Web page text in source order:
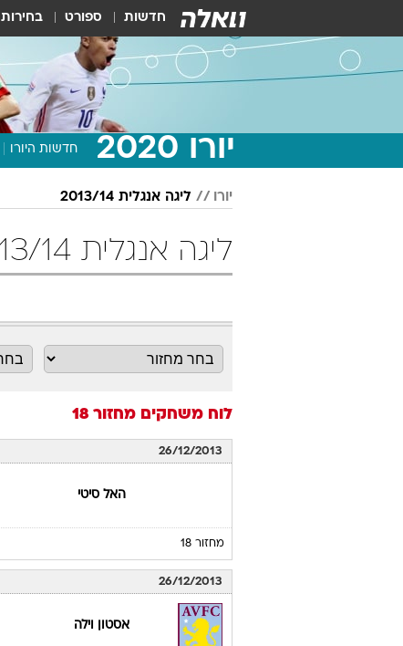
חדשות ספורט בחירות
יורו 2020 חדשות היורו
יורו ליגה אנגלית 2013/14
ליגה אנגלית 2013/14 מחזור 18 כדורגל
לוח משחקים מחזור 18
26/12/2013
האל סיטי
מחזור 18
26/12/2013
אסטון וילה